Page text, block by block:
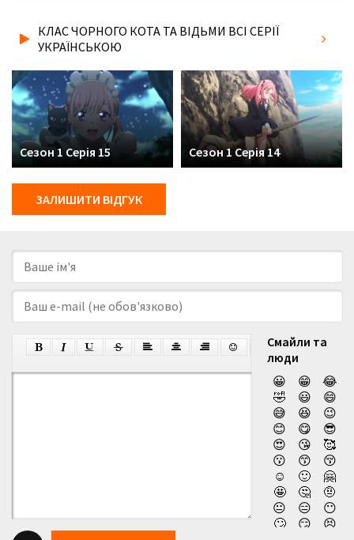
Клас чорного кота та відьми українською мовою, у
хорошій hd якості та з українськими субтитрами!
КЛАС ЧОРНОГО КОТА ТА ВІДЬМИ ВСІ СЕРІЇ
УКРАЇНСЬКОЮ
Сезон 1 Серія 15 Сезон 1 Серія 14
ЗАЛИШИТИ ВІДГУК
Смайли та
люди
😀
😁
😂
🤣
😃
😄
😅
😆
😉
😊
😋
😎
😍
😘
🥰
😗
😙
😚
☺️
🙂
🤗
🤩
🤔
🤨
😐
😑
😶
🙄
😏
😣